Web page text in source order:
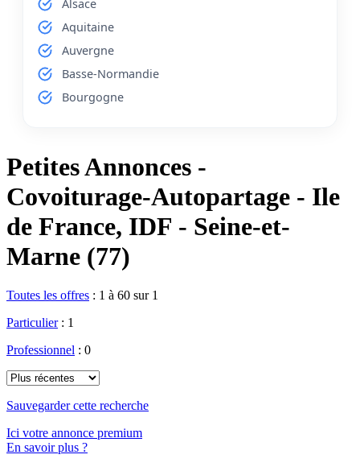
Alsace
Aquitaine
Auvergne
Basse-Normandie
Bourgogne
Petites Annonces -
Covoiturage-Autopartage - Ile
de France, IDF - Seine-et-
Marne (77)
Toutes les offres : 1 à 60 sur 1
Particulier: 1
Professionnel : 0
Sauvegarder cette recherche
Ici votre annonce premium
En savoir plus ?